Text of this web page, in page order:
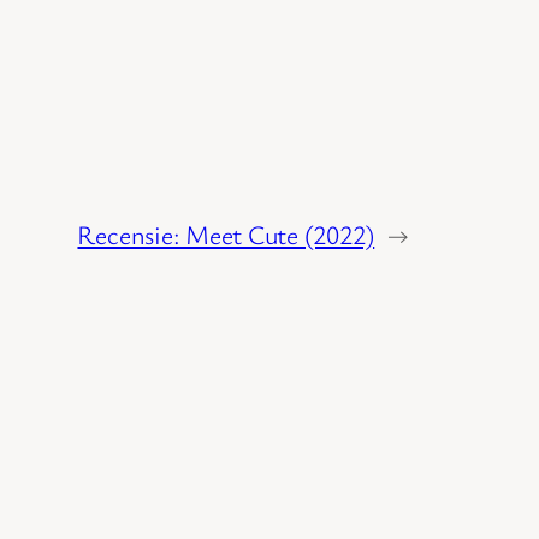
Recensie: Meet Cute (2022) →